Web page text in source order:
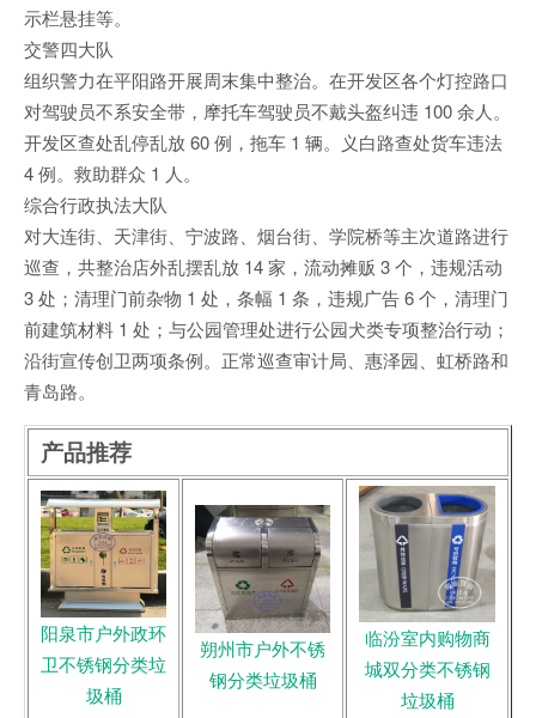
示栏悬挂等。
交警四大队
组织警力在平阳路开展周末集中整治。在开发区各个灯控路口
对驾驶员不系安全带，摩托车驾驶员不戴头盔纠违 100 余人。
开发区查处乱停乱放 60 例，拖车 1 辆。义白路查处货车违法
4 例。救助群众 1 人。
综合行政执法大队
对大连街、天津街、宁波路、烟台街、学院桥等主次道路进行
巡查，共整治店外乱摆乱放 14 家，流动摊贩 3 个，违规活动
3 处；清理门前杂物 1 处，条幅 1 条，违规广告 6 个，清理门
前建筑材料 1 处；与公园管理处进行公园犬类专项整治行动；
沿街宣传创卫两项条例。正常巡查审计局、惠泽园、虹桥路和
青岛路。
产品推荐
阳泉市户外政环
卫不锈钢分类垃
圾桶
朔州市户外不锈
钢分类垃圾桶
临汾室内购物商
城双分类不锈钢
垃圾桶